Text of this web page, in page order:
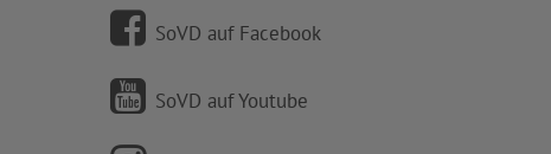
SoVD auf Facebook
SoVD auf Youtube